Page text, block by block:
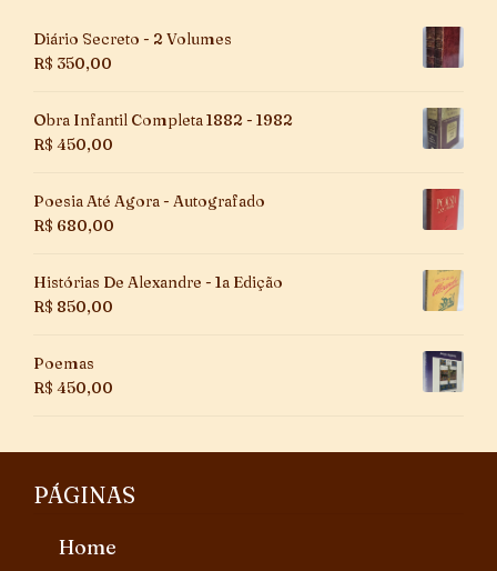
Diário Secreto - 2 Volumes
R$ 350,00
Obra Infantil Completa 1882 - 1982
R$ 450,00
Poesia Até Agora - Autografado
R$ 680,00
Histórias De Alexandre - 1a Edição
R$ 850,00
Poemas
R$ 450,00
PÁGINAS
Home